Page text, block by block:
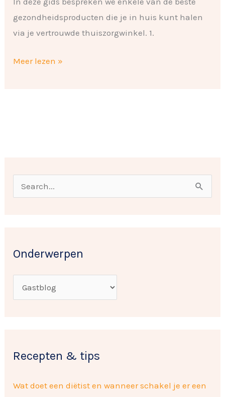
gezondheidsproducten die je in huis kunt halen
via je vertrouwde thuiszorgwinkel. 1.
Meer lezen »
n
a
Onderwerpen
d
w
p
Recepten & tips
Wat doet een diëtist en wanneer schakel je er een